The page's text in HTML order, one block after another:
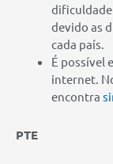
dificuldade
devido as
cada país.
É possível
internet.
encontra
PTE